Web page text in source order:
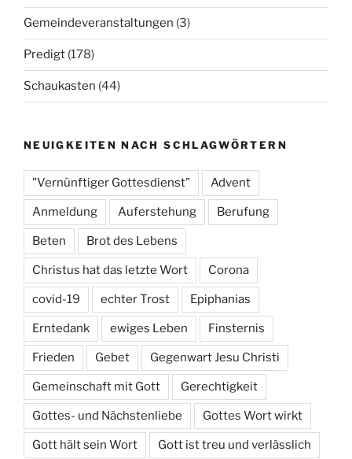
Gemeindeveranstaltungen (3)
Predigt (178)
Schaukasten (44)
NEUIGKEITEN NACH SCHLAGWÖRTERN
"Vernünftiger Gottesdienst" Advent
Anmeldung Auferstehung Berufung
Beten Brot des Lebens
Christus hat das letzte Wort Corona
covid-19 echter Trost Epiphanias
Erntedank ewiges Leben Finsternis
Frieden Gebet Gegenwart Jesu Christi
Gemeinschaft mit Gott Gerechtigkeit
Gottes- und Nächstenliebe Gottes Wort wirkt
Gott hält sein Wort Gott ist treu und verlässlich